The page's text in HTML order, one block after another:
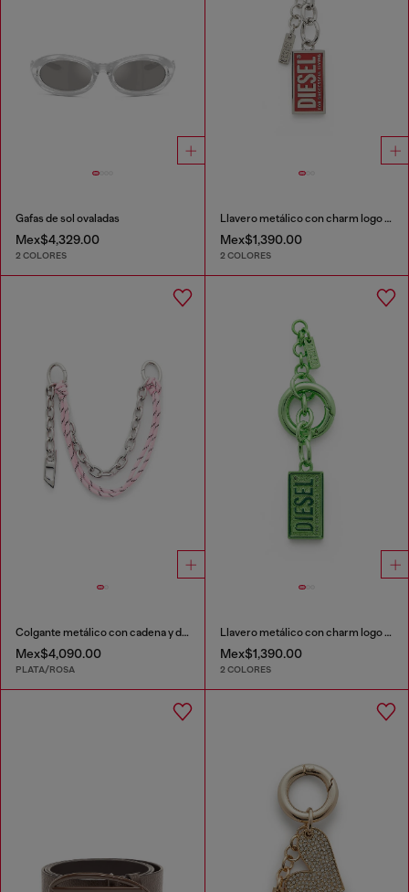
Gafas de sol ovaladas
Mex$4,329.00
2 COLORES
Llavero metálico con charm logo Biscotto
Mex$1,390.00
2 COLORES
Colgante metálico con cadena y detalle de cuerda
Mex$4,090.00
PLATA/ROSA
Llavero metálico con charm logo Biscotto
Mex$1,390.00
2 COLORES